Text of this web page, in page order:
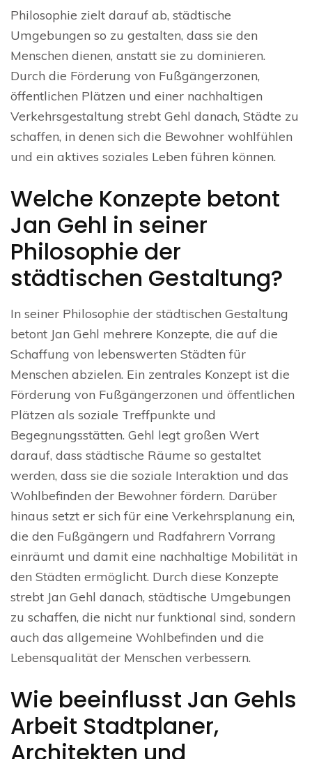
Philosophie zielt darauf ab, städtische
Umgebungen so zu gestalten, dass sie den
Menschen dienen, anstatt sie zu dominieren.
Durch die Förderung von Fußgängerzonen,
öffentlichen Plätzen und einer nachhaltigen
Verkehrsgestaltung strebt Gehl danach, Städte zu
schaffen, in denen sich die Bewohner wohlfühlen
und ein aktives soziales Leben führen können.
Welche Konzepte betont
Jan Gehl in seiner
Philosophie der
städtischen Gestaltung?
In seiner Philosophie der städtischen Gestaltung
betont Jan Gehl mehrere Konzepte, die auf die
Schaffung von lebenswerten Städten für
Menschen abzielen. Ein zentrales Konzept ist die
Förderung von Fußgängerzonen und öffentlichen
Plätzen als soziale Treffpunkte und
Begegnungsstätten. Gehl legt großen Wert
darauf, dass städtische Räume so gestaltet
werden, dass sie die soziale Interaktion und das
Wohlbefinden der Bewohner fördern. Darüber
hinaus setzt er sich für eine Verkehrsplanung ein,
die den Fußgängern und Radfahrern Vorrang
einräumt und damit eine nachhaltige Mobilität in
den Städten ermöglicht. Durch diese Konzepte
strebt Jan Gehl danach, städtische Umgebungen
zu schaffen, die nicht nur funktional sind, sondern
auch das allgemeine Wohlbefinden und die
Lebensqualität der Menschen verbessern.
Wie beeinflusst Jan Gehls
Arbeit Stadtplaner,
Architekten und